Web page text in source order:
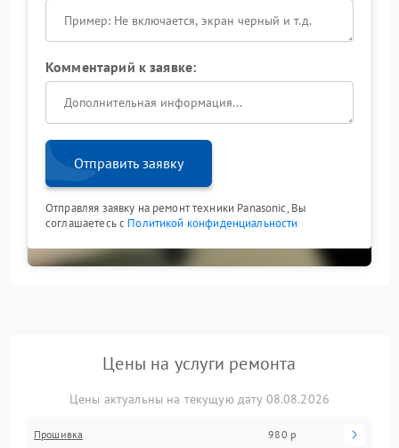
Комментарий к заявке:
Отправить заявку
Отправляя заявку на ремонт техники Panasonic, Вы
соглашаетесь с Политикой конфиденциальности
Цены на услуги ремонта
Цены актуальны на текущую дату 08.08.2026
Прошивка 980 р